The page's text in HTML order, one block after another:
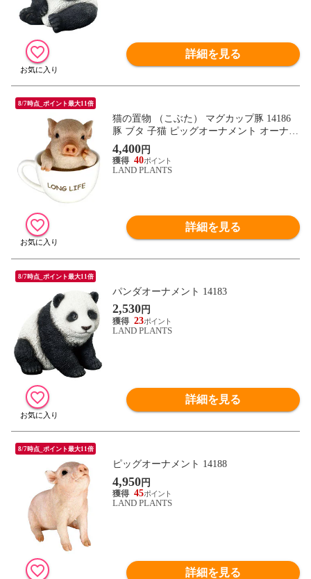
詳細を見る
8/7時点_ポイント最大11倍
猫の置物 （こぶた） マグカップ豚 14186
豚 ブタ 子猫 ピッグオーナメント オーナメ
ント 動物 アニマル マスコット ガーデン
ガーデニング ガーデンオブジェ オブジェ
4,400円
40
LAND PLANTS
詳細を見る
8/7時点_ポイント最大11倍
パンダオーナメント 14183
2,530円
23
LAND PLANTS
詳細を見る
8/7時点_ポイント最大11倍
ピッグオーナメント 14188
4,950円
45
LAND PLANTS
詳細を見る